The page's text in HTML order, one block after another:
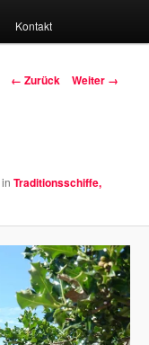
Kontakt
Bilder-
← Zurück Weiter →
inTraditionsschiffe,